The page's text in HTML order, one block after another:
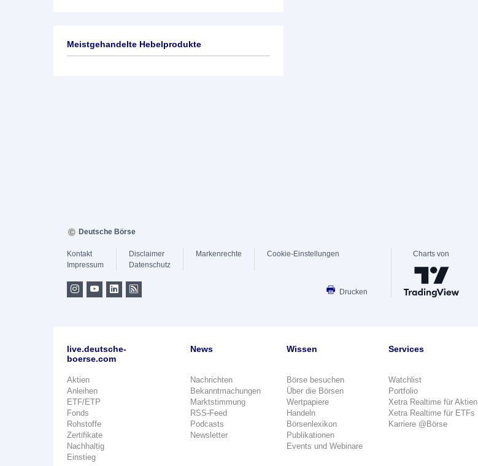
Meistgehandelte Hebelprodukte
Deutsche Börse
Kontakt
Impressum
Disclaimer
Datenschutz
Markenrechte Cookie-Einstellungen
Drucken
Charts von
live.deutsche-
boerse.com
Aktien
Anleihen
ETF/ETP
Fonds
Rohstoffe
Zertifikate
Nachhaltig
Einstieg
News
Nachrichten
Bekanntmachungen
Marktstimmung
RSS-Feed
Podcasts
Newsletter
Wissen
Börse besuchen
Über die Börsen
Wertpapiere
Handeln
Börsenlexikon
Publikationen
Events und Webinare
Services
Watchlist
Portfolio
Xetra Realtime für Aktien
Xetra Realtime für ETFs
Karriere @Börse